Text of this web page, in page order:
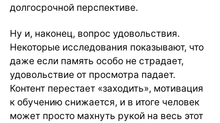
долгосрочной перспективе.
Ну и, наконец, вопрос удовольствия.
Некоторые исследования показывают, что
даже если память особо не страдает,
удовольствие от просмотра падает.
Контент перестает «заходить», мотивация
к обучению снижается, и в итоге человек
может просто махнуть рукой на весь этот